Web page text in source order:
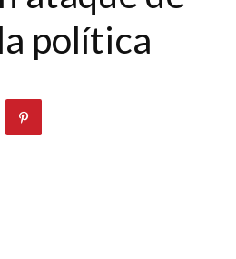
política